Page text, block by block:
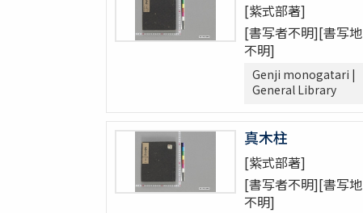
[紫式部著]
[書写者不明][書写地
不明]
Genji monogatari |
General Library
真木柱
[紫式部著]
[書写者不明][書写地
不明]